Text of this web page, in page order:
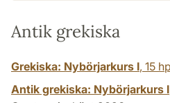
Antik grekiska
Grekiska: Nybörjarkurs I, 15 hp
Antik grekiska: Nybörjarkurs I